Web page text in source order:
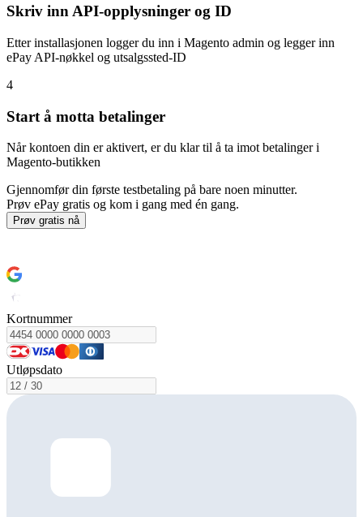
Skriv inn API-opplysninger og ID
Etter installasjonen logger du inn i Magento admin og legger inn
ePay API-nøkkel og utsalgssted-ID
4
Start å motta betalinger
Når kontoen din er aktivert, er du klar til å ta imot betalinger i
Magento-butikken
Gjennomfør din første testbetaling på bare noen minutter.
Prøv ePay gratis og kom i gang med én gang.
Prøv gratis nå
Kortnummer
Utløpsdato